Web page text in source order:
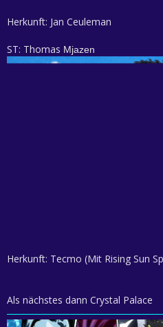
Herkunft: Jan Ceuleman
ST: Thomas Mjazen
Herkunft: Tecmo (Mit Rising Sun
Als nächstes dann Crystal Palace